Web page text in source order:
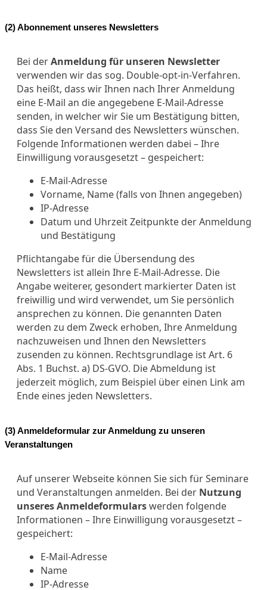
(2) Abonnement unseres Newsletters
Bei derAnmeldung für unseren Newsletter
verwenden wir das sog. Double-opt-in-Verfahren.
Das heißt, dass wir Ihnen nach Ihrer Anmeldung
eine E-Mail an die angegebene E-Mail-Adresse
senden, in welcher wir Sie um Bestätigung bitten,
dass Sie den Versand des Newsletters wünschen.
Folgende Informationen werden dabei – Ihre
Einwilligung vorausgesetzt – gespeichert:
E-Mail-Adresse
Vorname, Name (falls von Ihnen angegeben)
IP-Adresse
Datum und Uhrzeit Zeitpunkte der Anmeldung
und Bestätigung
Pflichtangabe für die Übersendung des
Newsletters ist allein Ihre E-Mail-Adresse. Die
Angabe weiterer, gesondert markierter Daten ist
freiwillig und wird verwendet, um Sie persönlich
ansprechen zu können. Die genannten Daten
werden zu dem Zweck erhoben, Ihre Anmeldung
nachzuweisen und Ihnen den Newsletters
zusenden zu können. Rechtsgrundlage ist Art. 6
Abs. 1 Buchst. a) DS-GVO. Die Abmeldung ist
jederzeit möglich, zum Beispiel über einen Link am
Ende eines jeden Newsletters.
(3) Anmeldeformular zur Anmeldung zu unseren
Veranstaltungen
Auf unserer Webseite können Sie sich für Seminare
und Veranstaltungen anmelden. Bei der Nutzung
unseres Anmeldeformularswerden folgende
Informationen – Ihre Einwilligung vorausgesetzt –
gespeichert:
E-Mail-Adresse
Name
IP-Adresse